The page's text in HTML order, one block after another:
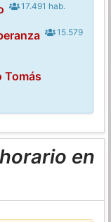
17.491 hab.
15.579
Tomás
en